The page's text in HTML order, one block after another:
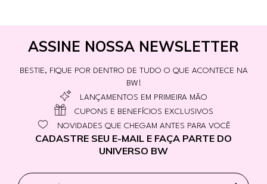
ASSINE NOSSA NEWSLETTER
BESTIE, FIQUE POR DENTRO DE TUDO O QUE ACONTECE NA
BW!
LANÇAMENTOS EM PRIMEIRA MÃO
CUPONS E BENEFÍCIOS EXCLUSIVOS
NOVIDADES QUE CHEGAM ANTES PARA VOCÊ
CADASTRE SEU E-MAIL E FAÇA PARTE DO
UNIVERSO BW